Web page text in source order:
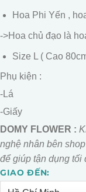
Hoa Phi Yến ,
->Hoa chủ đạo là
Size L ( Cao
Phụ kiện :
-Lá
-Giấy
DOMY FLOWER :
nghệ nhân bên
để giúp tận dụng tối
GIAO ĐẾN:
Alternative: